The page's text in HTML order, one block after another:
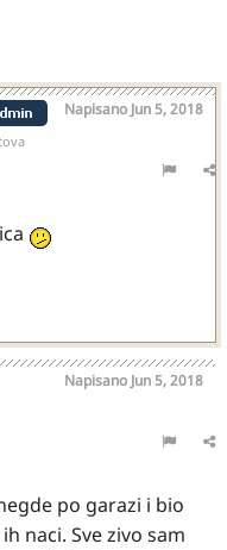
Napisano Jun 5, 2018
Napisano Jun 5, 2018
po garazi i bio
naci. Sve zivo sam